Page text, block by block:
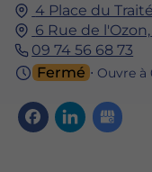
4 Place du
6 Rue de l'Ozon,
09 74 56 68 73
Fermé ⋅ Ouvre à